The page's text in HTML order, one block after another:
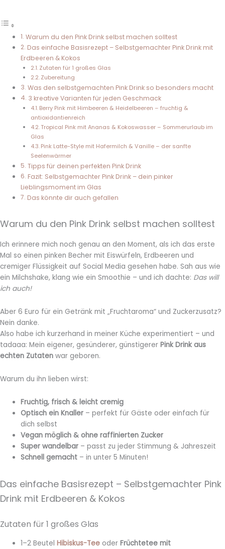
Warum du den Pink Drink selbst machen solltest
Das einfache Basisrezept – Selbstgemachter Pink Drink mit
Erdbeeren & Kokos
Zutaten für 1 großes Glas
Zubereitung
Was den selbstgemachten Pink Drink so besonders macht
3 kreative Varianten für jeden Geschmack
Berry Pink mit Himbeeren & Heidelbeeren – fruchtig &
antioxidantienreich
Tropical Pink mit Ananas & Kokoswasser – Sommerurlaub im
Glas
Pink Latte-Style mit Hafermilch & Vanille – der sanfte
Seelenwärmer
Tipps für deinen perfekten Pink Drink
Fazit: Selbstgemachter Pink Drink – dein pinker
Lieblingsmoment im Glas
Das könnte dir auch gefallen
Warum du den Pink Drink selbst machen solltest
Ich erinnere mich noch genau an den Moment, als ich das erste
Mal so einen pinken Becher mit Eiswürfeln, Erdbeeren und
cremiger Flüssigkeit auf Social Media gesehen habe. Sah aus wie
ein Milchshake, klang wie ein Smoothie – und ich dachte: Das will
ich auch!
Aber 6 Euro für ein Getränk mit „Fruchtaroma“ und Zuckerzusatz?
Nein danke.
Also habe ich kurzerhand in meiner Küche experimentiert – und
tadaaa: Mein eigener, gesünderer, günstigerer Pink Drink aus
echten Zutaten war geboren.
Warum du ihn lieben wirst:
Fruchtig, frisch & leicht cremig
Optisch ein Knaller – perfekt für Gäste oder einfach für
dich selbst
Vegan möglich & ohne raffinierten Zucker
Super wandelbar – passt zu jeder Stimmung & Jahreszeit
Schnell gemacht – in unter 5 Minuten!
Das einfache Basisrezept – Selbstgemachter Pink
Drink mit Erdbeeren & Kokos
Zutaten für 1 großes Glas
1–2 BeutelHibiskus-Tee oderFrüchtetee mit